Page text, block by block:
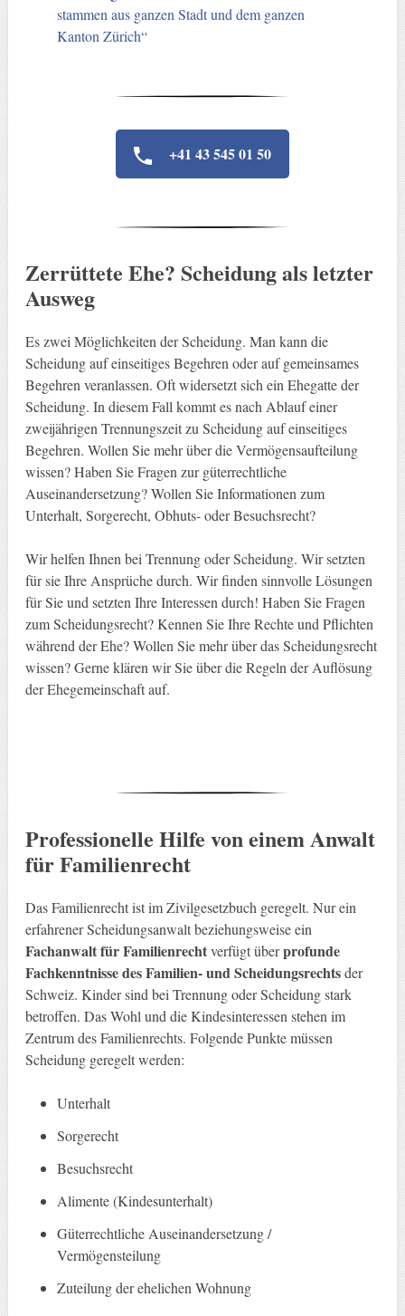
stammen aus ganzen Stadt und dem ganzen
Kanton Zürich“
+41 43 545 01 50
Zerrüttete Ehe? Scheidung als letzter
Ausweg
Es zwei Möglichkeiten der Scheidung. Man kann die
Scheidung auf einseitiges Begehren oder auf gemeinsames
Begehren veranlassen. Oft widersetzt sich ein Ehegatte der
Scheidung. In diesem Fall kommt es nach Ablauf einer
zweijährigen Trennungszeit zu Scheidung auf einseitiges
Begehren. Wollen Sie mehr über die Vermögensaufteilung
wissen? Haben Sie Fragen zur güterrechtliche
Auseinandersetzung? Wollen Sie Informationen zum
Unterhalt, Sorgerecht, Obhuts- oder Besuchsrecht?
Wir helfen Ihnen bei Trennung oder Scheidung. Wir setzten
für sie Ihre Ansprüche durch. Wir finden sinnvolle Lösungen
für Sie und setzten Ihre Interessen durch! Haben Sie Fragen
zum Scheidungsrecht? Kennen Sie Ihre Rechte und Pflichten
während der Ehe? Wollen Sie mehr über das Scheidungsrecht
wissen? Gerne klären wir Sie über die Regeln der Auflösung
der Ehegemeinschaft auf.
Professionelle Hilfe von einem Anwalt
für Familienrecht
Das Familienrecht ist im Zivilgesetzbuch geregelt. Nur ein
erfahrener Scheidungsanwalt beziehungsweise ein
Fachanwalt für Familienrechtverfügt überprofunde
Fachkenntnisse des Familien- und Scheidungsrechtsder
Schweiz. Kinder sind bei Trennung oder Scheidung stark
betroffen. Das Wohl und die Kindesinteressen stehen im
Zentrum des Familienrechts. Folgende Punkte müssen
Scheidung geregelt werden:
Unterhalt
Sorgerecht
Besuchsrecht
Alimente (Kindesunterhalt)
Güterrechtliche Auseinandersetzung /
Vermögensteilung
Zuteilung der ehelichen Wohnung